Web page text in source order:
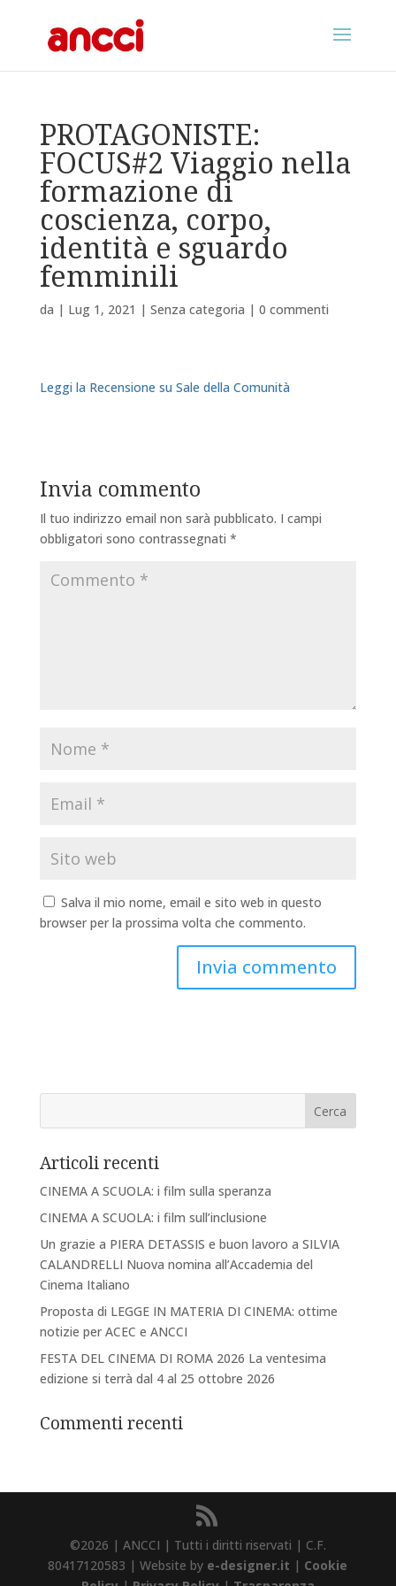
PROTAGONISTE:
FOCUS#2 Viaggio nella
formazione di
coscienza, corpo,
identità e sguardo
femminili
da | Lug 1, 2021 | Senza categoria | 0 commenti
Leggi la Recensione su Sale della Comunità
Invia commento
Il tuo indirizzo email non sarà pubblicato. I campi
obbligatori sono contrassegnati *
Salva il mio nome, email e sito web in questo
browser per la prossima volta che commento.
Articoli recenti
CINEMA A SCUOLA: i film sulla speranza
CINEMA A SCUOLA: i film sull’inclusione
Un grazie a PIERA DETASSIS e buon lavoro a SILVIA
CALANDRELLI Nuova nomina all’Accademia del
Cinema Italiano
Proposta di LEGGE IN MATERIA DI CINEMA: ottime
notizie per ACEC e ANCCI
FESTA DEL CINEMA DI ROMA 2026 La ventesima
edizione si terrà dal 4 al 25 ottobre 2026
Commenti recenti
©2026 | ANCCI | Tutti i diritti riservati | C.F.
80417120583 | Website by e-designer.it | Cookie